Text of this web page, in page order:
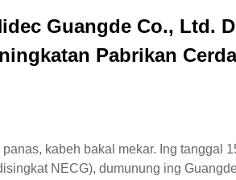
Guangde Co., Ltd.
Pabrikan
kabeh bakal mekar. Ing tanggal
NECG), dumunung ing